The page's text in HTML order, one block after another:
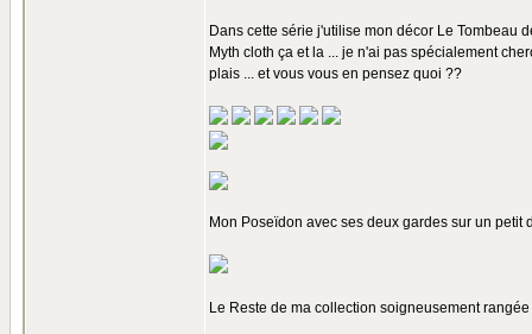
Dans cette série j'utilise mon décor Le Tombeau
Myth cloth ça et la ... je n'ai pas spécialement
plais ... et vous vous en pensez quoi ??
Mon Poseïdon avec ses deux gardes sur un petit
Le Reste de ma collection soigneusement